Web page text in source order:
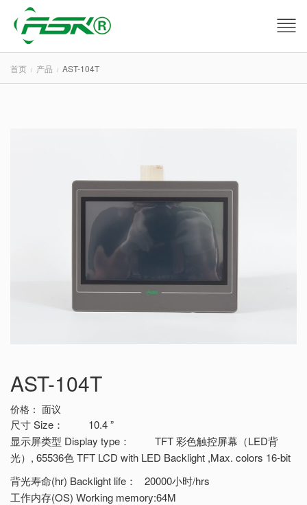
首页 产品 AST-104T
AST-104T
价格： 面议
尺寸 Size： 10.4 ”
显示屏类型 Display type： TFT 彩色触控屏幕（LED背
光）, 65536色 TFT LCD with LED Backlight ,Max. colors 16-bit
背光寿命(hr) Backlight life： 20000小时/hrs
工作内存(OS) Working memory:64M